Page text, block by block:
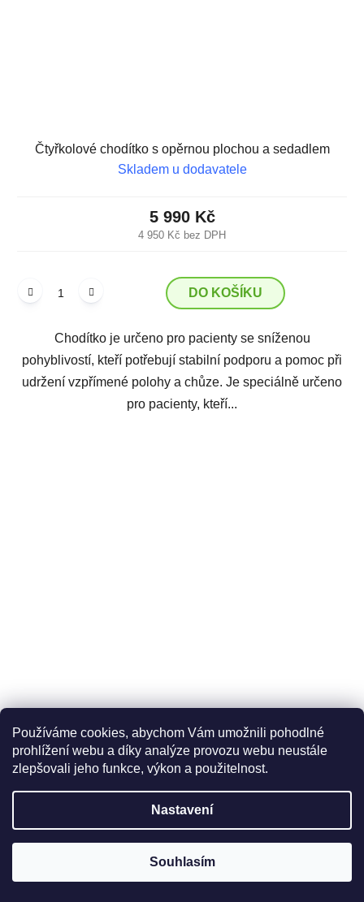
Používáme cookies, abychom Vám umožnili pohodlné
prohlížení webu a díky analýze provozu webu neustále
zlepšovali jeho funkce, výkon a použitelnost.
Nastavení
Souhlasím
Čtyřkolové chodítko s opěrnou plochou a sedadlem
Skladem u dodavatele
4 950 Kč bez DPH
5 990 Kč
DO KOŠÍKU
Chodítko je určeno pro pacienty se sníženou
pohyblivostí, kteří potřebují stabilní podporu a pomoc při
udržení vzpřímené polohy a chůze. Je speciálně určeno
pro pacienty, kteří...
Čtyřkolové chodítko s podnožkami skládací BOGOTA
Dodání 2 - 3 týdny
4 890 Kč